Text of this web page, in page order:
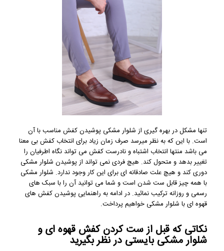
تنها مشکل در بهره گیری از شلوار مشکی پوشیدن کفش مناسب با آن
است. با این که به نظر میرسد صرف زمان زیاد برای انتخاب کفش بی معنا
می باشد منتها انتخاب اشتباه و نادرست کفش می تواند نگاه اطرفیان را
تغییر بدهد و متحول کند. هیچ فردی نمی تواند از پوشیدن شلوار مشکی
دوری کند و هیچ علت صادقانه ای برای این کار وجود ندارد. شلوار مشکی
با همه چیز قابل ست شدن است و شما می توانید آن را با سبک های
رسمی و روزانه ترکیب نمائید. در ادامه به راهنمایی پوشیدن کفش های
قهوه ای با شلوار مشکی خواهیم پرداخت.
نکاتی که قبل از ست کردن کفش قهوه ای و
شلوار مشکی بایستی در نظر بگیرید